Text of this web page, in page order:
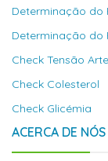
Determinação do
Determinação do
Check Tensão
Check Colesterol
Check Glicémia
ACERCA DE NÓS